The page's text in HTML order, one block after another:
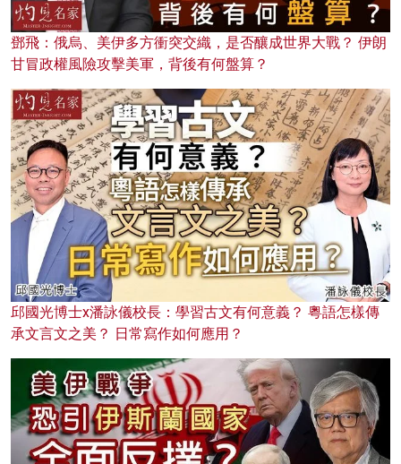
鄧飛：俄烏、美伊多方衝突交織，是否釀成世界大戰？ 伊朗
甘冒政權風險攻擊美軍，背後有何盤算？
邱國光博士x潘詠儀校長：學習古文有何意義？ 粵語怎樣傳
承文言文之美？ 日常寫作如何應用？